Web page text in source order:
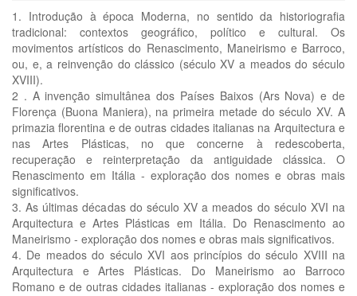
1. Introdução à época Moderna, no sentido da historiografia
tradicional: contextos geográfico, político e cultural. Os
movimentos artísticos do Renascimento, Maneirismo e Barroco,
ou, e, a reinvenção do clássico (século XV a meados do século
XVIII).
2 . A invenção simultânea dos Países Baixos (Ars Nova) e de
Florença (Buona Maniera), na primeira metade do século XV. A
primazia florentina e de outras cidades italianas na Arquitectura e
nas Artes Plásticas, no que concerne à redescoberta,
recuperação e reinterpretação da antiguidade clássica. O
Renascimento em Itália - exploração dos nomes e obras mais
significativos.
3. As últimas décadas do século XV a meados do século XVI na
Arquitectura e Artes Plásticas em Itália. Do Renascimento ao
Maneirismo - exploração dos nomes e obras mais significativos.
4. De meados do século XVI aos princípios do século XVIII na
Arquitectura e Artes Plásticas. Do Maneirismo ao Barroco
Romano e de outras cidades italianas - exploração dos nomes e